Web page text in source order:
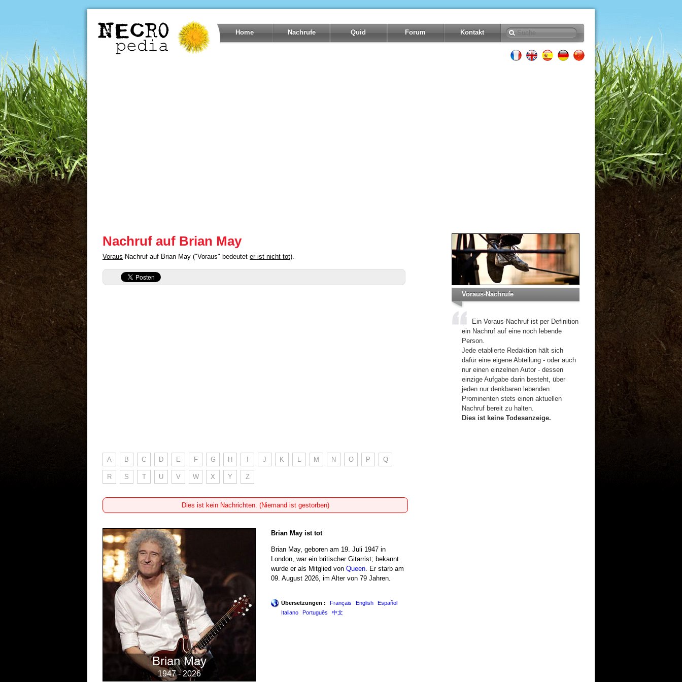
Home Nachrufe Quid Forum Kontakt
Nachruf auf Brian May
Voraus-Nachruf auf Brian May ("Voraus" bedeutet er ist nicht tot).
A B C D E F G H J K L M N O P Q
R S T U V W X Y Z
Dies ist kein Nachrichten. (Niemand ist gestorben)
Brian May
1947 - 2026
Brian May ist tot
Brian May, geboren am 19. Juli 1947 in
London, war ein britischer Gitarrist; bekannt
wurde er als Mitglied von Queen . Er starb am
09. August 2026, im Alter von 79 Jahren.
Übersetzungen : Français English
Español
Italiano
Português 中文
Voraus-Nachrufe
Ein Voraus-Nachruf ist per Definition
ein Nachruf auf eine noch lebende
Person.
Jede etablierte Redaktion hält sich
dafür eine eigene Abteilung - oder auch
nur einen einzelnen Autor - dessen
einzige Aufgabe darin besteht, über
jeden nur denkbaren lebenden
Prominenten stets einen aktuellen
Nachruf bereit zu halten.
Dies ist keine Todesanzeige.